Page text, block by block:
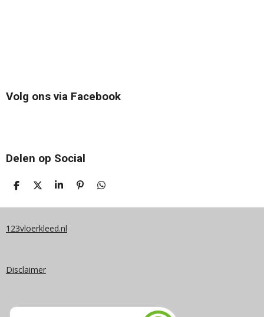
Volg ons via Facebook
Delen op Social
D
L
N
D
E
S
A
E
P
N
D
L
123vloerkleed.nl
Disclaimer